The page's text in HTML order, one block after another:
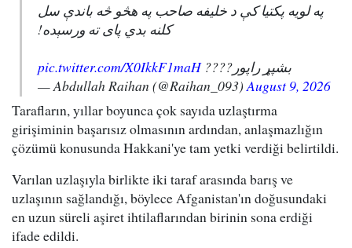
په لویه پکتیا کې د خلیفه صاحب په هڅو څه باندې سل
کلنه بدي پای ته ورسېده!
بشپړ راپور????pic.twitter.com/X0IkkF1maH
— Abdullah Raihan (@Raihan_093)August 9, 2026
Tarafların, yıllar boyunca çok sayıda uzlaştırma
girişiminin başarısız olmasının ardından, anlaşmazlığın
çözümü konusunda Hakkani'ye tam yetki verdiği belirtildi.
Varılan uzlaşıyla birlikte iki taraf arasında barış ve
uzlaşının sağlandığı, böylece Afganistan'ın doğusundaki
en uzun süreli aşiret ihtilaflarından birinin sona erdiği
ifade edildi.